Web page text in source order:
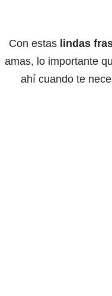
Con estas lindas
amas, lo importante
ahí cuando te